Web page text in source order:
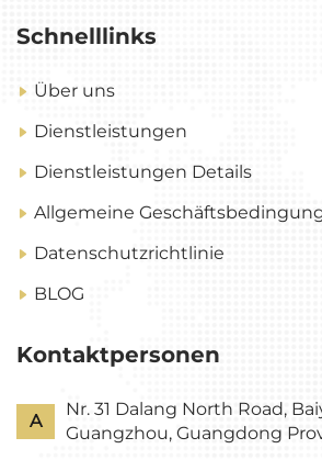
Schnelllinks
Über uns
Dienstleistungen
Dienstleistungen Details
Allgemeine
Datenschutzrichtlinie
BLOG
Kontaktpersonen
A
Nr. 31 Dalang North Road,
Guangzhou, Guangdong